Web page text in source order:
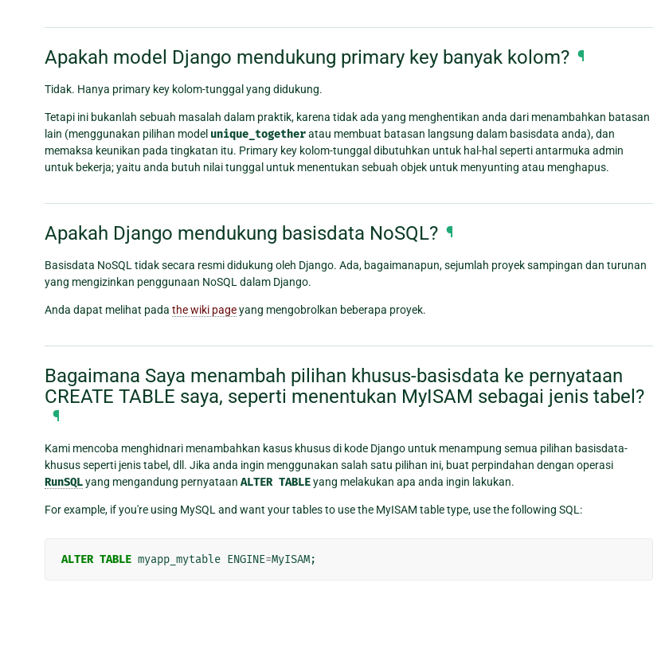
Apakah model Django mendukung primary key banyak kolom? ¶
Tidak. Hanya primary key kolom-tunggal yang didukung.
Tetapi ini bukanlah sebuah masalah dalam praktik, karena tidak ada yang menghentikan anda dari menambahkan batasan
lain (menggunakan pilihan model unique_togetheratau membuat batasan langsung dalam basisdata anda), dan
memaksa keunikan pada tingkatan itu. Primary key kolom-tunggal dibutuhkan untuk hal-hal seperti antarmuka admin
untuk bekerja; yaitu anda butuh nilai tunggal untuk menentukan sebuah objek untuk menyunting atau menghapus.
Apakah Django mendukung basisdata NoSQL? ¶
Basisdata NoSQL tidak secara resmi didukung oleh Django. Ada, bagaimanapun, sejumlah proyek sampingan dan turunan
yang mengizinkan penggunaan NoSQL dalam Django.
Anda dapat melihat pada the wiki pageyang mengobrolkan beberapa proyek.
Bagaimana Saya menambah pilihan khusus-basisdata ke pernyataan
CREATE TABLE saya, seperti menentukan MyISAM sebagai jenis tabel?
¶
Kami mencoba menghidnari menambahkan kasus khusus di kode Django untuk menampung semua pilihan basisdata-
khusus seperti jenis tabel, dll. Jika anda ingin menggunakan salah satu pilihan ini, buat perpindahan dengan operasi
RunSQLyang mengandung pernyataan ALTER TABLEyang melakukan apa anda ingin lakukan.
For example, if you're using MySQL and want your tables to use the MyISAM table type, use the following SQL:
ALTER TABLE myapp_mytable ENGINE=MyISAM;